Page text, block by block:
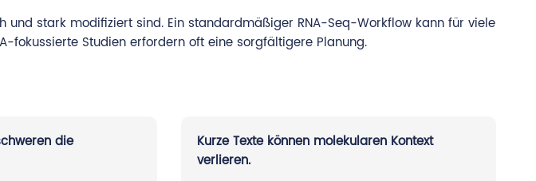
und stark modifiziert sind. Ein standardmäßiger RNA-Seq-Workflow kann für viele
fokussierte Studien erfordern oft eine sorgfältigere Planung.
die
Kurze Texte können molekularen Kontext
verlieren.